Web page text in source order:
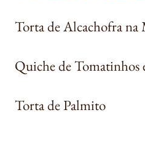
Torta de Alcachofra na
​Quiche de Tomatinhos
​Torta de Palmito